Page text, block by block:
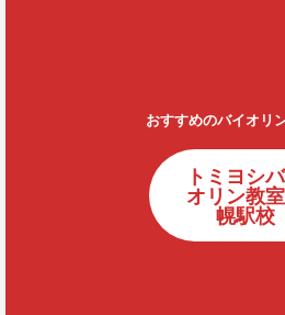
おすすめのバイオリ
トミヨシ
オリン教
幌駅校